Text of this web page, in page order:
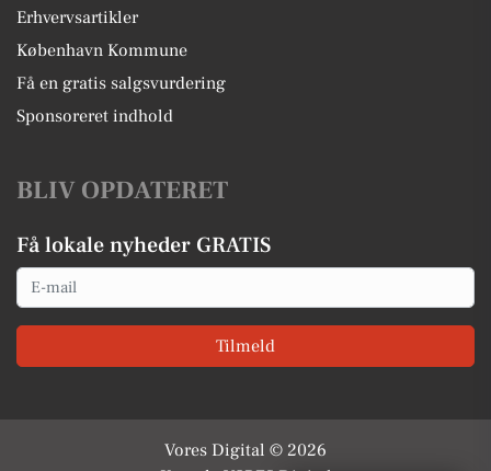
Erhvervsartikler
København Kommune
Få en gratis salgsvurdering
Sponsoreret indhold
BLIV OPDATERET
Få lokale nyheder GRATIS
Email
Tilmeld
Vores Digital © 2026